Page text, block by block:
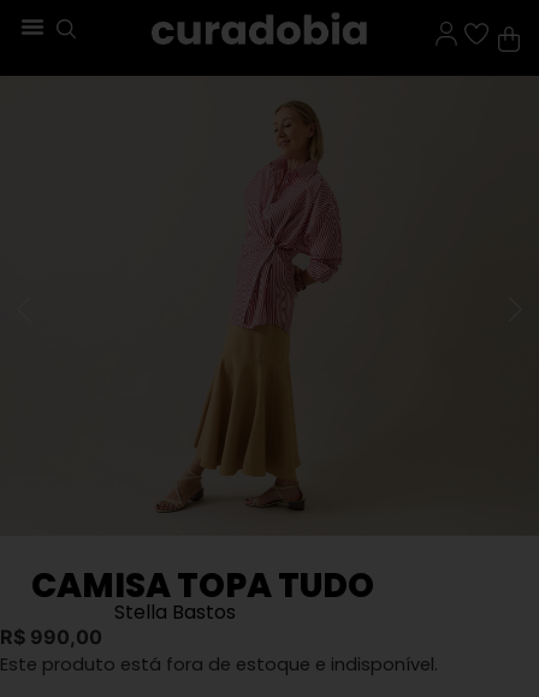
CAMISA TOPA TUDO
Stella Bastos
R$ 990,00
Este produto está fora de estoque e indisponível.